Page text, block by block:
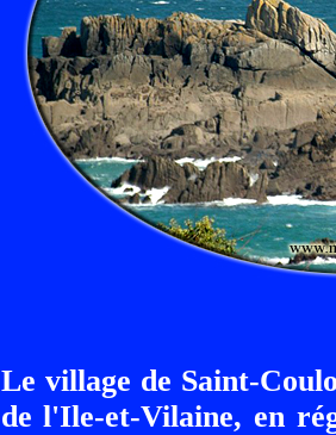
Le village de Saint-
de l'Ile-et-Vilaine, en